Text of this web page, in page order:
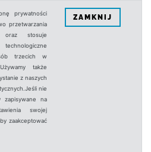
prywatności
przetwarzania
stosuje
trzecich w
także
z naszych
nie
zapisywane na
swojej
zaakceptować
ZAMKNIJ